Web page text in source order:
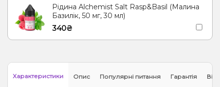
Рідина Alchemist Salt Rasp&Basil (Малина
Базилік, 50 мг, 30 мл)
340₴
Характеристики Опис Популярні питання Гарантія